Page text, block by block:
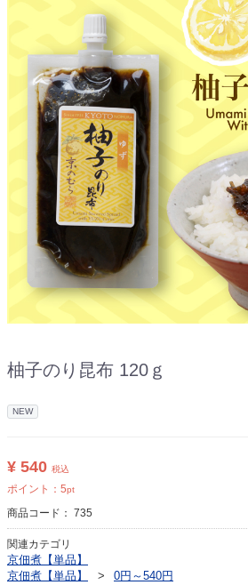
柚子のり昆布 120ｇ
NEW
¥ 540 税込
ポイント： 5pt
商品コード： 735
関連カテゴリ
京佃煮【単品】
京佃煮【単品】
0円～540円